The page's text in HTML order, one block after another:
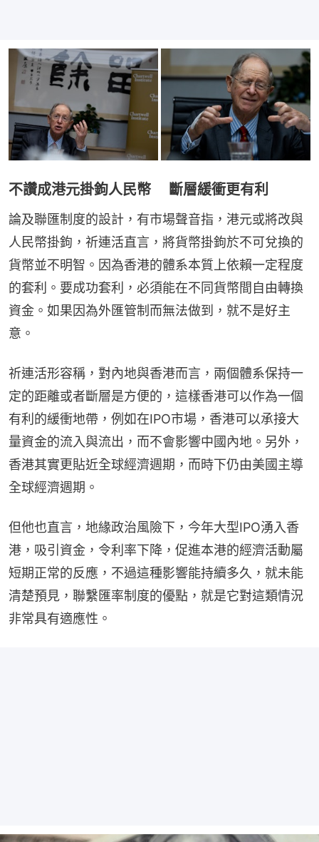
不讚成港元掛鉤人民幣 斷層緩衝更有利
論及聯匯制度的設計，有市場聲音指，港元或將改與
人民幣掛鉤，祈連活直言，將貨幣掛鉤於不可兌換的
貨幣並不明智。因為香港的體系本質上依賴一定程度
的套利。要成功套利，必須能在不同貨幣間自由轉換
資金。如果因為外匯管制而無法做到，就不是好主
意。
祈連活形容稱，對內地與香港而言，兩個體系保持一
定的距離或者斷層是方便的，這樣香港可以作為一個
有利的緩衝地帶，例如在IPO市場，香港可以承接大
量資金的流入與流出，而不會影響中國內地。另外，
香港其實更貼近全球經濟週期，而時下仍由美國主導
全球經濟週期。
但他也直言，地緣政治風險下，今年大型IPO湧入香
港，吸引資金，令利率下降，促進本港的經濟活動屬
短期正常的反應，不過這種影響能持續多久，就未能
清楚預見，聯繫匯率制度的優點，就是它對這類情況
非常具有適應性。